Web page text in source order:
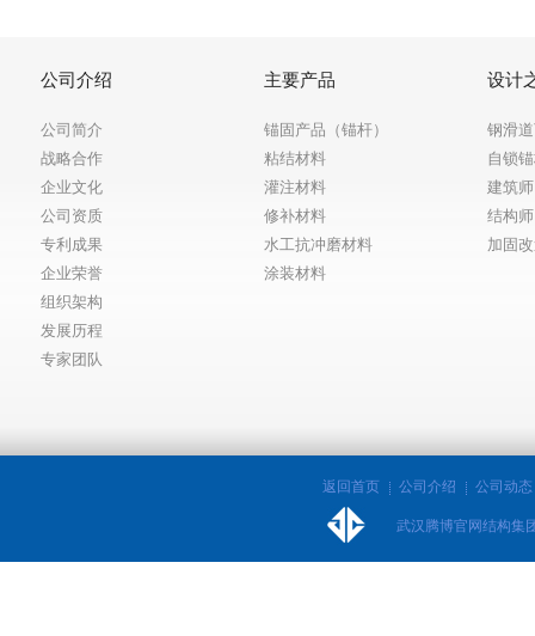
公司介绍
公司简介
战略合作
企业文化
公司资质
专利成果
企业荣誉
组织架构
发展历程
专家团队
主要产品
锚固产品（锚杆）
粘结材料
灌注材料
修补材料
水工抗冲磨材料
涂装材料
设计
钢滑
自锁
建筑
结构
加固
返回首页 公司介绍 公司动态
武汉腾博官网结构集